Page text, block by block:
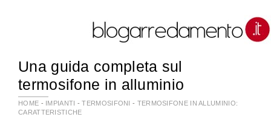
Una guida completa sul
termosifone in alluminio
HOME - IMPIANTI -TERMOSIFONI - TERMOSIFONE IN ALLUMINIO:
CARATTERISTICHE